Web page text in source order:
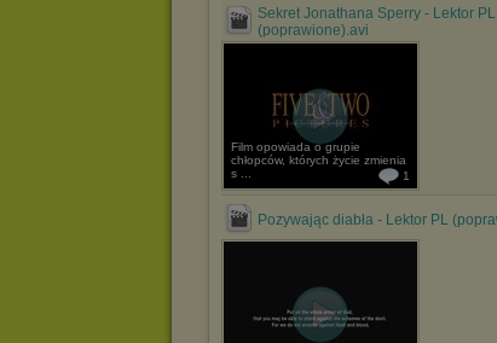
Sekret Jonathana Sperry - Lektor PL
(poprawione).avi
Film opowiada o grupie
chłopców, których życie zmienia
s ...
1
Pozywając diabła - Lektor PL